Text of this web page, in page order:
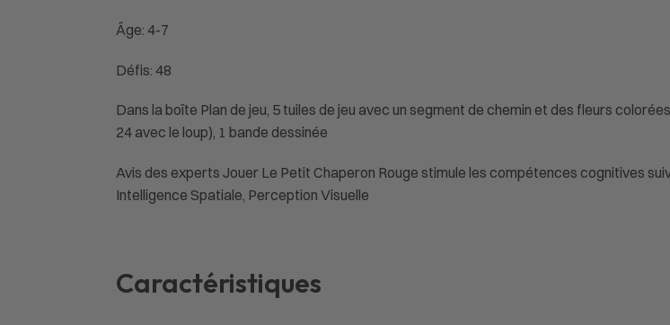
Âge: 4-7
Défis: 48
Dans la boîte Plan de jeu, 5 tuiles de jeu avec un segment de chemin et des fleurs
24 avec le loup), 1 bande dessinée
Avis des experts Jouer Le Petit Chaperon Rouge stimule les compétences cognitives
Intelligence Spatiale, Perception Visuelle
Caractéristiques